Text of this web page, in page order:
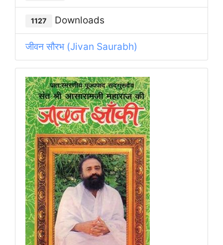
1127 Downloads
जीवन सौरभ (Jivan Saurabh)